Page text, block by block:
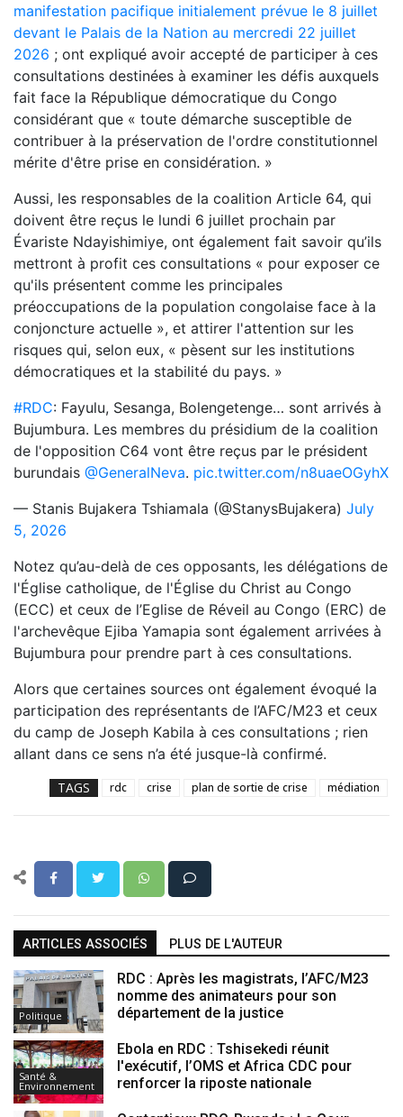
manifestation pacifique initialement prévue le 8 juillet
devant le Palais de la Nation au mercredi 22 juillet
2026 ; ont expliqué avoir accepté de participer à ces
consultations destinées à examiner les défis auxquels
fait face la République démocratique du Congo
considérant que « toute démarche susceptible de
contribuer à la préservation de l'ordre constitutionnel
mérite d'être prise en considération. »
Aussi, les responsables de la coalition Article 64, qui
doivent être reçus le lundi 6 juillet prochain par
Évariste Ndayishimiye, ont également fait savoir qu’ils
mettront à profit ces consultations « pour exposer ce
qu'ils présentent comme les principales
préoccupations de la population congolaise face à la
conjoncture actuelle », et attirer l'attention sur les
risques qui, selon eux, « pèsent sur les institutions
démocratiques et la stabilité du pays. »
#RDC: Fayulu, Sesanga, Bolengetenge… sont arrivés à
Bujumbura. Les membres du présidium de la coalition
de l'opposition C64 vont être reçus par le président
burundais @GeneralNeva. pic.twitter.com/n8uaeOGyhX
— Stanis Bujakera Tshiamala (@StanysBujakera) July
5, 2026
Notez qu’au-delà de ces opposants, les délégations de
l'Église catholique, de l'Église du Christ au Congo
(ECC) et ceux de l’Eglise de Réveil au Congo (ERC) de
l'archevêque Ejiba Yamapia sont également arrivées à
Bujumbura pour prendre part à ces consultations.
Alors que certaines sources ont également évoqué la
participation des représentants de l’AFC/M23 et ceux
du camp de Joseph Kabila à ces consultations ; rien
allant dans ce sens n’a été jusque-là confirmé.
TAGS rdc crise plan de sortie de crise médiation
ARTICLES ASSOCIÉS PLUS DE L'AUTEUR
Politique
RDC : Après les magistrats, l’AFC/M23
nomme des animateurs pour son
département de la justice
Santé &
Environnement
Ebola en RDC : Tshisekedi réunit
l'exécutif, l’OMS et Africa CDC pour
renforcer la riposte nationale